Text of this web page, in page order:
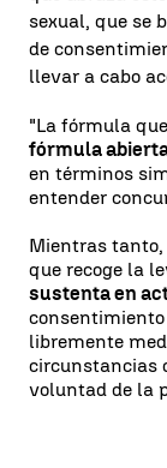
sexual, que se
de
llevar a cabo
"La fórmula
fórmula
en términos
entender
Mientras
que recoge la
sustenta en
libremente
circunstancias
voluntad de la